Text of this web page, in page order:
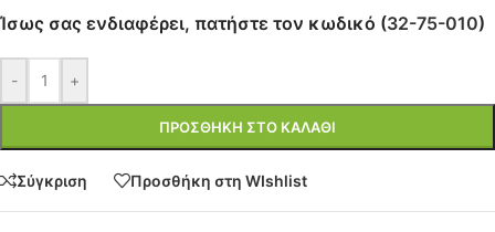
Ίσως σας ενδιαφέρει, πατήστε τον κωδικό (32-75-010)
- +
ΠΡΟΣΘΉΚΗ ΣΤΟ ΚΑΛΆΘΙ
Σύγκριση Προσθήκη στη WIshlist